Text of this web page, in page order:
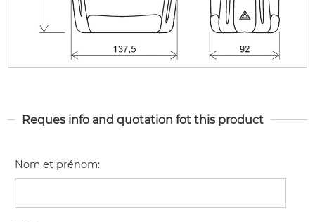
Reques info and quotation fot this product
Nom et prénom: